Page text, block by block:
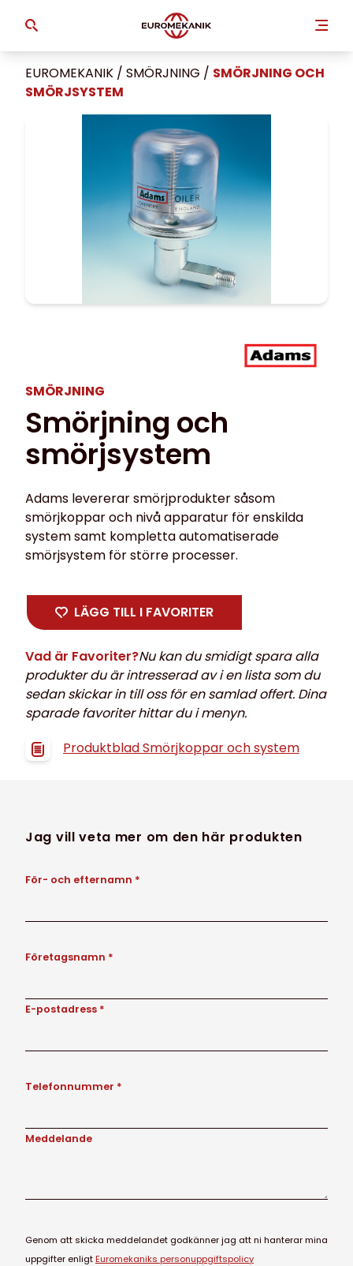
EUROMEKANIK / SMÖRJNING / SMÖRJNING OCH
SMÖRJSYSTEM
SMÖRJNING
Smörjning och
smörjsystem
Adams levererar smörjprodukter såsom
smörjkoppar och nivå apparatur för enskilda
system samt kompletta automatiserade
smörjsystem för större processer.
LÄGG TILL I FAVORITER
Vad är Favoriter?Nu kan du smidigt spara alla
produkter du är intresserad av i en lista som du
sedan skickar in till oss för en samlad offert. Dina
sparade favoriter hittar du i menyn.
Produktblad Smörjkoppar och system
Jag vill veta mer om den här produkten
För- och efternamn *
Företagsnamn *
E-postadress *
Telefonnummer *
Meddelande
Genom att skicka meddelandet godkänner jag att ni hanterar mina
uppgifter enligtEuromekaniks personuppgiftspolicy